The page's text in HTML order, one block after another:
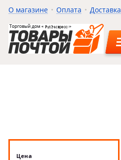
О магазине Оплата Доставка
Цена